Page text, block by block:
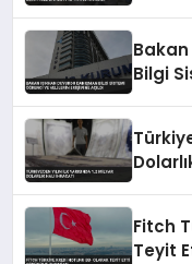
Bakan
Bilgi
Fitch
Teyit